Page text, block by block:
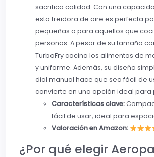
sacrifica calidad. Con una
esta freidora de aire es perfecta
pequeñas o para aquellos que
personas. A pesar de su tamaño
TurboFry cocina los alimentos de
y uniforme. Además, su diseño
dial manual hace que sea fácil de
convierte en una opción ideal para
Características clave:
fácil de usar, ideal para
Valoración en Amazon:
¿Por qué elegir